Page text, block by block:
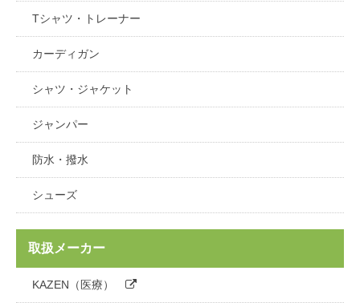
Tシャツ・トレーナー
カーディガン
シャツ・ジャケット
ジャンパー
防水・撥水
シューズ
取扱メーカー
KAZEN（医療）